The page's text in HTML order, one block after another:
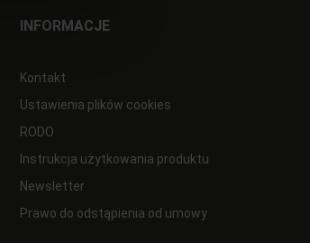
INFORMACJE
Kontakt
Ustawienia plików cookies
RODO
Instrukcja użytkowania produktu
Newsletter
Prawo do odstąpienia od umowy